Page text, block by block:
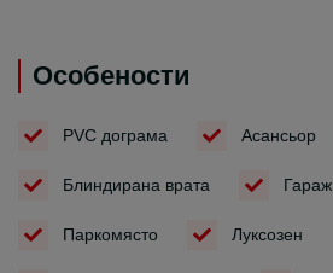
Особености
PVC дограма Асансьор
Блиндирана врата Гараж
Паркомясто Луксозен